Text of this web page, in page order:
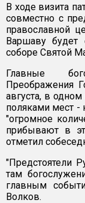
В ходе визита
совместно с
православной
Варшаву
соборе Святой
Главные
Преображения
августа, в
поляками мест -
"огромное
прибывают в
отметил
"Предстоятели
там
главным
Волков.